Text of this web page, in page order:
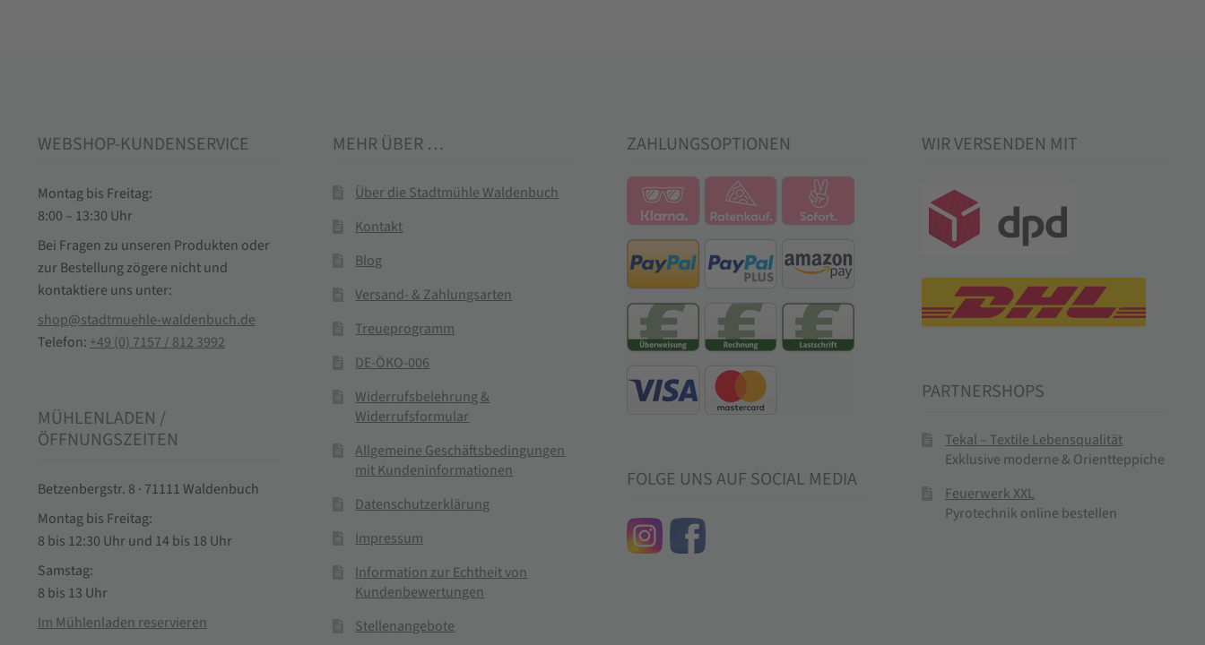
WEBSHOP-KUNDENSERVICE
Montag bis Freitag:
8:00 – 13:30 Uhr
Bei Fragen zu unseren Produkten oder
zur Bestellung zögere nicht und
kontaktiere uns unter:
shop@stadtmuehle-waldenbuch.de
Telefon: +49 (0) 7157 / 812 3992
MÜHLENLADEN /
ÖFFNUNGSZEITEN
Betzenbergstr. 8 · 71111 Waldenbuch
Montag bis Freitag:
8 bis 12:30 Uhr und 14 bis 18 Uhr
Samstag:
8 bis 13 Uhr
Im Mühlenladen reservieren
MEHR ÜBER …
Über die Stadtmühle Waldenbuch
Kontakt
Blog
Versand- & Zahlungsarten
Treueprogramm
DE-ÖKO-006
Widerrufsbelehrung &
Widerrufsformular
Allgemeine Geschäftsbedingungen
mit Kundeninformationen
Datenschutzerklärung
Impressum
Information zur Echtheit von
Kundenbewertungen
Stellenangebote
ZAHLUNGSOPTIONEN
FOLGE UNS AUF SOCIAL MEDIA
WIR VERSENDEN MIT
PARTNERSHOPS
Tekal – Textile Lebensqualität
Exklusive moderne & Orientteppiche
Feuerwerk XXL
Pyrotechnik online bestellen